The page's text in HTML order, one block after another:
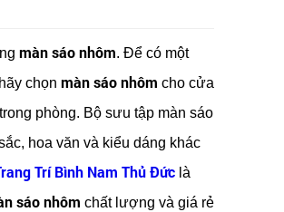
màn sáo nhôm. Để có một
chọn màn sáo nhôm cho cửa
phòng. Bộ sưu tập màn sáo
hoa văn và kiểu dáng khác
Trí Bình Nam Thủ Đứclà
sáo nhôm chất lượng và giá rẻ